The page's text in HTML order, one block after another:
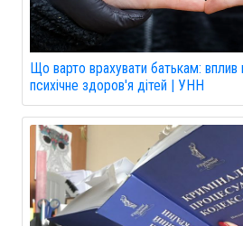
Що варто врахувати батькам: вплив
психічне здоров'я дітей | УНН